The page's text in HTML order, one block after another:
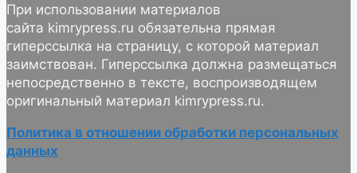
При использовании материалов
сайта kimrypress.ru обязательна прямая
гиперссылка на страницу, с которой материал
заимствован. Гиперссылка должна размещаться
непосредственно в тексте, воспроизводящем
оригинальный материал kimrypress.ru.
Политика в отношении обработки персональных
данных